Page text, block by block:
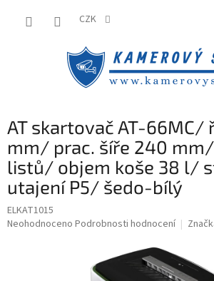
CZK
AT skartovač AT-66MC/
mm/ prac. šíře 240 mm/
listů/ objem koše 38 l/
utajení P5/ šedo-bílý
ELKAT1015
Průměrné
Neohodnoceno Podrobnosti hodnocení